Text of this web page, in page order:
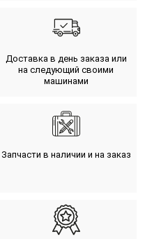
Доставка в день заказа или
на следующий своими
машинами
Запчасти в наличии и на заказ